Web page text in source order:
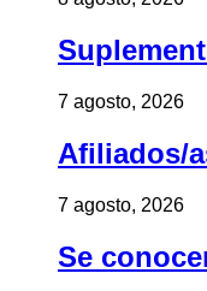
7 agosto, 2026
Afiliados/
7 agosto, 2026
Se